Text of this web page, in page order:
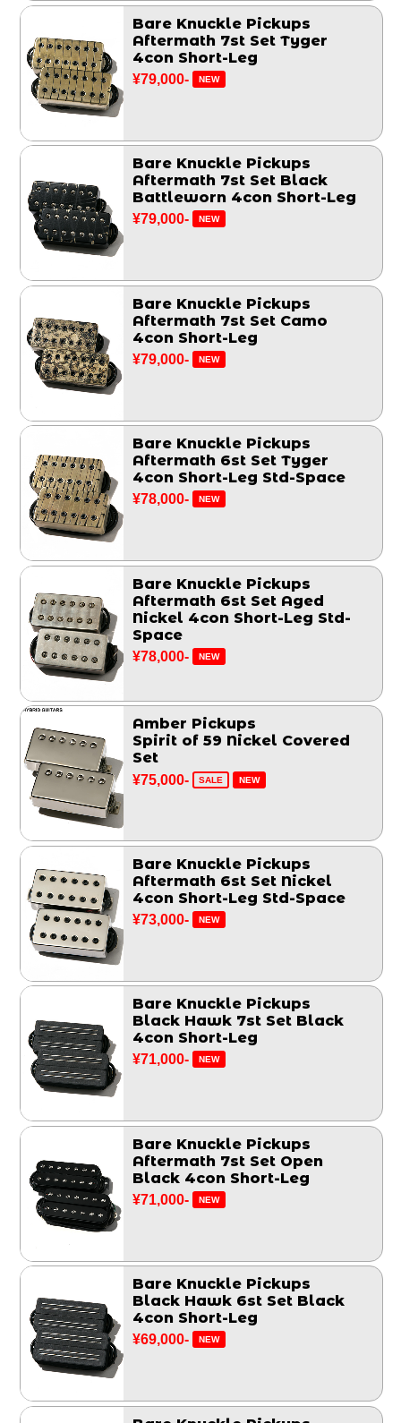
Bare Knuckle Pickups
Aftermath 7st Set Tyger
4con Short-Leg
¥79,000- NEW
Bare Knuckle Pickups
Aftermath 7st Set Black
Battleworn 4con Short-Leg
¥79,000- NEW
Bare Knuckle Pickups
Aftermath 7st Set Camo
4con Short-Leg
¥79,000- NEW
Bare Knuckle Pickups
Aftermath 6st Set Tyger
4con Short-Leg Std-Space
¥78,000- NEW
Bare Knuckle Pickups
Aftermath 6st Set Aged
Nickel 4con Short-Leg Std-
Space
¥78,000- NEW
Amber Pickups
Spirit of 59 Nickel Covered
Set
¥75,000- SALE NEW
Bare Knuckle Pickups
Aftermath 6st Set Nickel
4con Short-Leg Std-Space
¥73,000- NEW
Bare Knuckle Pickups
Black Hawk 7st Set Black
4con Short-Leg
¥71,000- NEW
Bare Knuckle Pickups
Aftermath 7st Set Open
Black 4con Short-Leg
¥71,000- NEW
Bare Knuckle Pickups
Black Hawk 6st Set Black
4con Short-Leg
¥69,000- NEW